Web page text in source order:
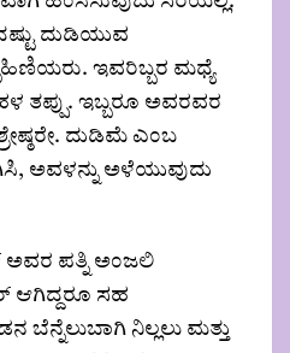
ದುಡಿಯುವ
ಇವರಿಬ್ಬರ ಮಧ್ಯೆ
ತಪ್ಪು. ಇಬ್ಬರೂ ಅವರವರ
ದುಡಿಮೆ ಎಂಬ
ಅವಳನ್ನು ಅಳೆಯುವುದು
ಅವರ ಪತ್ನಿ ಅಂಜಲಿ
ಆಗಿದ್ದರೂ ಸಹ
ನಿಲ್ಲಲು ಮತ್ತು